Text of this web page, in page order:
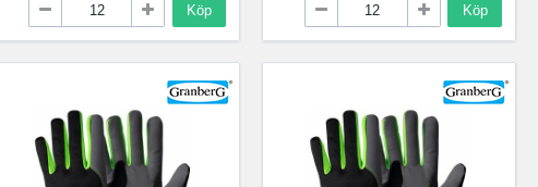
Köp Köp